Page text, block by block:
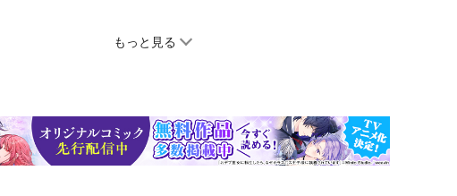
もっと見る